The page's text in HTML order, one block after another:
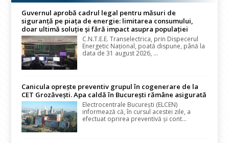
Guvernul aprobă cadrul legal pentru măsuri de
siguranță pe piața de energie: limitarea consumului,
doar ultimă soluție și fără impact asupra populației
C.N.T.E.E. Transelectrica, prin Dispecerul
Energetic Național, poată dispune, până la
data de 31 august 2026, ...
Canicula oprește preventiv grupul în cogenerare de la
CET Grozăvești. Apa caldă în București rămâne asigurată
Electrocentrale București (ELCEN)
informează că, în cursul acestei zile, a
efectuat oprirea preventivă și cont...